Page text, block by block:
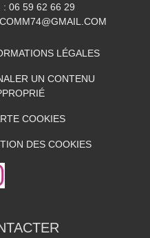
: 06 59 62 66 29
LÉGALES
UN CONTENU
COOKIES
DES COOKIES